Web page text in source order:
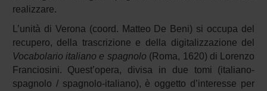
realizzare.
L’unità di Verona (coord. Matteo De Beni) si occupa del
recupero, della trascrizione e della digitalizzazione del
Vocabolario italiano e spagnolo (Roma, 1620) di Lorenzo
Franciosini. Quest’opera, divisa in due tomi (italiano-
spagnolo / spagnolo-italiano), è oggetto d’interesse per